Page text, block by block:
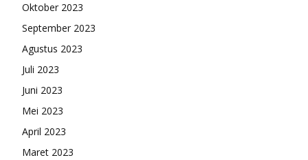
Oktober 2023
September 2023
Agustus 2023
Juli 2023
Juni 2023
Mei 2023
April 2023
Maret 2023